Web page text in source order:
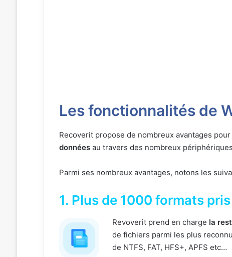
Les fonctionnalités de
Recoverit propose de nombreux avantages
donnéesau travers des nombreux
Parmi ses nombreux avantages, notons les
1. Plus de 1000 formats
Revoverit prend en charge la
de fichiers parmi les plus
de NTFS, FAT, HFS+, APFS etc…